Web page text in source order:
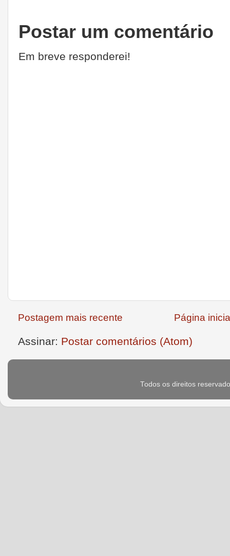
Postar um comentário
Em breve responderei!
Postagem mais recente Página
Assinar: Postar comentários (Atom)
Todos os direitos